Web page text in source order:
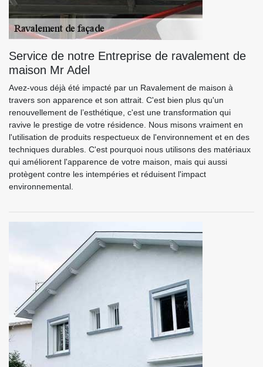
Service de notre Entreprise de ravalement de
maison Mr Adel
Avez-vous déjà été impacté par un Ravalement de maison à
travers son apparence et son attrait. C'est bien plus qu'un
renouvellement de l’esthétique, c'est une transformation qui
ravive le prestige de votre résidence. Nous misons vraiment en
l'utilisation de produits respectueux de l'environnement et en des
techniques durables. C'est pourquoi nous utilisons des matériaux
qui améliorent l'apparence de votre maison, mais qui aussi
protègent contre les intempéries et réduisent l'impact
environnemental.